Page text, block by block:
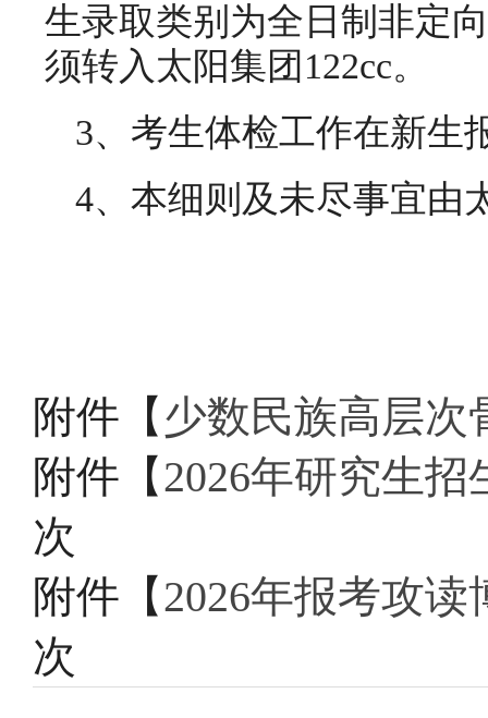
生录取类别为全日制非定
须转入太阳集团122cc。
3、考生体检工作在新生
4、本细则及未尽事宜由
附件【 少数民族高层次
附件【2026年研究生
次
附件【2026年报考攻
次